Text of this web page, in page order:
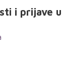
i prijave